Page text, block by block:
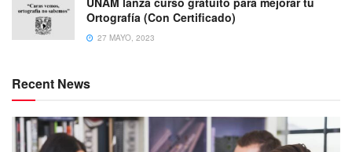
Ortografía (Con Certificado)
27 MAYO, 2023
Recent News